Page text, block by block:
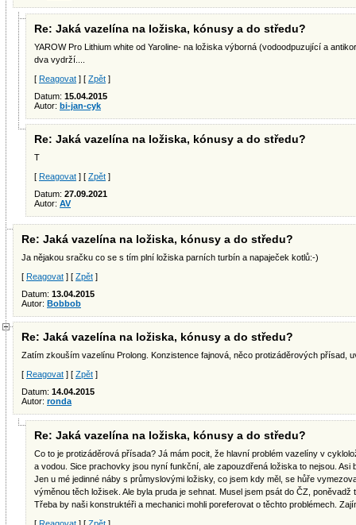
Re: Jaká vazelína na ložiska, kónusy a do středu?
YAROW Pro Lithium white od Yaroline- na ložiska výborná (vodoodpuzující a
dva vydrží....
[ Reagovat ] [ Zpět ]
Datum: 15.04.2015
Autor: bi-jan-cyk
Re: Jaká vazelína na ložiska, kónusy a do středu?
T
[ Reagovat ] [ Zpět ]
Datum: 27.09.2021
Autor: AV
Re: Jaká vazelína na ložiska, kónusy a do středu?
Ja nějakou sračku co se s tím plní ložiska parních turbín a napaječek kotlů:-)
[ Reagovat ] [ Zpět ]
Datum: 13.04.2015
Autor: Bobbob
Re: Jaká vazelína na ložiska, kónusy a do středu?
Zatím zkouším vazelínu Prolong. Konzistence fajnová, něco protizáděrových přísad,
[ Reagovat ] [ Zpět ]
Datum: 14.04.2015
Autor: ronda
Re: Jaká vazelína na ložiska, kónusy a do středu?
Co to je protizáděrová přísada? Já mám pocit, že hlavní problém vazelíny v
a vodou. Sice prachovky jsou nyní funkční, ale zapouzdřená ložiska to nejsou. Asi
Jen u mé jedinné náby s průmyslovými ložisky, co jsem kdy měl, se hůře
výměnou těch ložisek. Ale byla pruda je sehnat. Musel jsem psát do ČZ, poněvadž
Třeba by naši konstruktéři a mechanici mohli poreferovat o těchto problémech.